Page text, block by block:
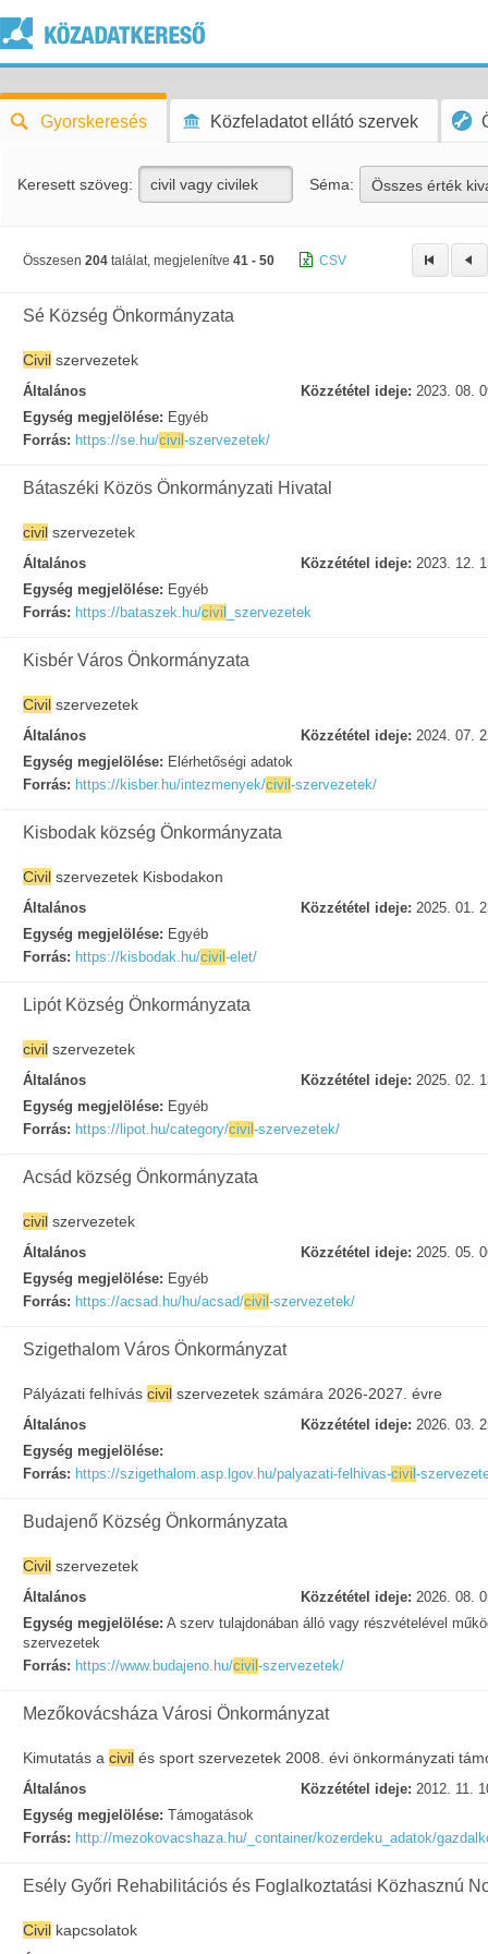
Gyorskeresés Közfeladatot ellátó szervek
Keresett szöveg: Séma: Összes érték
Összesen 204 találat, megjelenítve 41 - 50 CSV
Sé Község Önkormányzata
Civil szervezetek
Általános Közzététel ideje: 2023. 08.
Egység megjelölése: Egyéb
Forrás: https://se.hu/civil -szervezetek/
Bátaszéki Közös Önkormányzati Hivatal
civil szervezetek
Általános Közzététel ideje: 2023. 12.
Egység megjelölése: Egyéb
Forrás: https://bataszek.hu/civil _szervezetek
Kisbér Város Önkormányzata
Civil szervezetek
Általános Közzététel ideje: 2024. 07.
Egység megjelölése: Elérhetőségi adatok
Forrás: https://kisber.hu/intezmenyek/civil -szervezetek/
Kisbodak község Önkormányzata
Civil szervezetek Kisbodakon
Általános Közzététel ideje: 2025. 01.
Egység megjelölése: Egyéb
Forrás: https://kisbodak.hu/civil -elet/
Lipót Község Önkormányzata
civil szervezetek
Általános Közzététel ideje: 2025. 02.
Egység megjelölése: Egyéb
Forrás: https://lipot.hu/category/civil -szervezetek/
Acsád község Önkormányzata
civil szervezetek
Általános Közzététel ideje: 2025. 05.
Egység megjelölése: Egyéb
Forrás: https://acsad.hu/hu/acsad/civil -szervezetek/
Szigethalom Város Önkormányzat
Pályázati felhívás civil szervezetek számára 2026-2027. évre
Általános Közzététel ideje: 2026. 03.
Egység megjelölése:
Forrás: https://szigethalom.asp.lgov.hu/palyazati-felhivas-civil -
Budajenő Község Önkormányzata
Civil szervezetek
Általános Közzététel ideje: 2026. 08.
Egység megjelölése: A szerv tulajdonában álló vagy részvételével
szervezetek
Forrás: https://www.budajeno.hu/civil -szervezetek/
Mezőkovácsháza Városi Önkormányzat
Kimutatás a civil és sport szervezetek 2008. évi önkormányzati
Általános Közzététel ideje: 2012. 11.
Egység megjelölése: Támogatások
Forrás: http://mezokovacshaza.hu/_container/kozerdeku_adatok/
Esély Győri Rehabilitációs és Foglalkoztatási Közhasznú
Civil kapcsolatok